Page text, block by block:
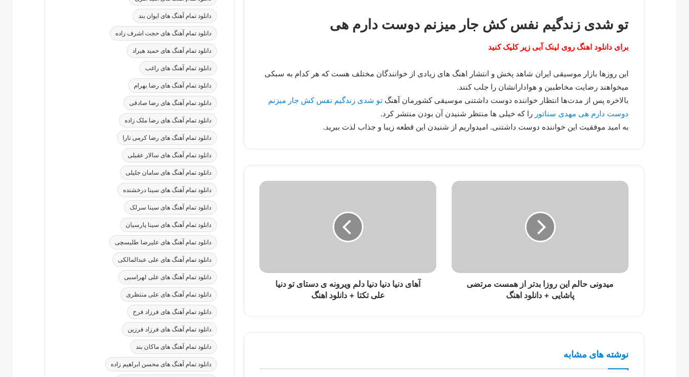
تو شدی زندگیم نفس کش جار میزنم دوست دارم هی
برای دانلود اهنگ روی لینک آبی زیر کلیک کنید
این روزها بازار موسیقی ایران شاهد پخش و انتشار اهنگ های زیادی از خوانندگان مختلف هست که هر کدام به سبکی
میخواهند رضایت مخاطبین و هوادارانشان را جلب کنند.
بالاخره پس از مدت‌ها انتظار خواننده دوست داشتنی موسیقی کشورمان آهنگ تو شدی زندگیم نفس کش جار میزنم
دوست دارم هی مهدی سناتور را که خیلی ها منتظر شنیدن آن بودن منتشر کرد.
به امید موفقیت این خواننده دوست داشتنی. امیدواریم از شنیدن این قطعه زیبا و جذاب لذت ببرید.
میدونی حالم این روزا بدتر از همست مرتضی
پاشایی + دانلود اهنگ
آهای دنیا دنیا دنیا دلم ویرونه ی دستای تو دنیا
علی تکتا + دانلود اهنگ
نوشته های مشابه
دانلود تمام آهنگ های ایوان بند
دانلود تمام آهنگ های حجت اشرف زاده
دانلود تمام آهنگ های حمید هیراد
دانلود تمام آهنگ های راغب
دانلود تمام آهنگ های رضا بهرام
دانلود تمام آهنگ های رضا صادقی
دانلود تمام آهنگ های رضا ملک زاده
دانلود تمام آهنگ های رضا کرمی تارا
دانلود تمام آهنگ های سالار عقیلی
دانلود تمام آهنگ های سامان جلیلی
دانلود تمام آهنگ های سینا درخشنده
دانلود تمام آهنگ های سینا سرلک
دانلود تمام آهنگ های سینا پارسیان
دانلود تمام آهنگ های علیرضا طلیسچی
دانلود تمام آهنگ های علی عبدالمالکی
دانلود تمام آهنگ های علی لهراسبی
دانلود تمام آهنگ های علی منتظری
دانلود تمام آهنگ های فرزاد فرخ
دانلود تمام آهنگ های فرزاد فرزین
دانلود تمام آهنگ های ماکان بند
دانلود تمام آهنگ های محسن ابراهیم زاده